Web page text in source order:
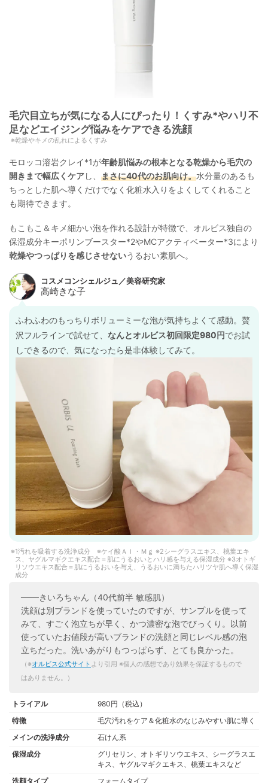
ジェル
フォー
ロゼット
フォー
ム
–
ビオレ
フォー
ム
– 326円 130g
メラノCC
フォー
オープ
無印良品
固形石
鹸
650円 80g
毛穴目立ちが気になる人にぴったり！くすみ*やハリ不
足などエイジング悩みをケアできる洗顔
乾燥やキメの乱れによるくすみ
モロッコ溶岩クレイ*1が年齢肌悩みの根本となる乾燥から毛穴の
開きまで幅広くケアし、 まさに40代のお肌向け。水分量のあるも
ちっとした肌へ導くだけでなく化粧水入りをよくしてくれること
も期待できます。
もこもこ＆キメ細かい泡を作れる設計が特徴で、オルビス独自の
保湿成分キーポリンブースター*2やMCアクティベーター*3により
乾燥やつっぱりを感じさせないうるおい素肌へ。
ふわふわのもっちりボリューミーな泡が気持ちよくて感動。贅
沢フルラインで試せて、 なんとオルビス初回限定980円でお試
しできるので、気になったら是非体験してみて。
1汚れを吸着する洗浄成分 ※ケイ酸Ａｌ・Ｍｇ ※2シーグラスエキス、桃葉エキ
ス、ヤグルマギクエキス配合＝肌にうるおいとハリ感を与える保湿成分 ※3オトギ
リソウエキス配合＝肌にうるおいを与え、うるおいに満ちたハリツヤ肌へ導く保湿
成分
───きいろちゃん（40代前半 敏感肌）
洗顔は別ブランドを使っていたのですが、サンプルを使って
みて、すごく泡立ちが早く、かつ濃密な泡でびっくり。以前
使っていたお値段が高いブランドの洗顔と同じレベル感の泡
立ちだった。洗いあがりもつっぱらず、とても良かった。
（※オルビス公式サイト より引用 ※個人の感想であり効果を保証するもので
はありません。）
トライアル
980円（税込）
特徴
毛穴汚れをケア＆化粧水のなじみやすい肌に導く
メインの洗浄成分
石けん系
保湿成分
グリセリン、オトギリソウエキス、シーグラスエ
キス、ヤグルマギクエキス、桃葉エキスなど
洗顔タイプ
フォームタイプ